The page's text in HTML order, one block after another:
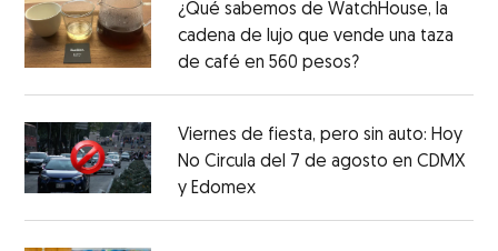
¿Qué sabemos de WatchHouse, la
cadena de lujo que vende una taza
de café en 560 pesos?
Viernes de fiesta, pero sin auto: Hoy
No Circula del 7 de agosto en CDMX
y Edomex